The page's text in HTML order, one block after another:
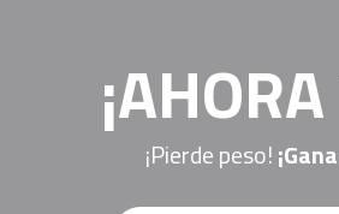
¡Pierde peso!